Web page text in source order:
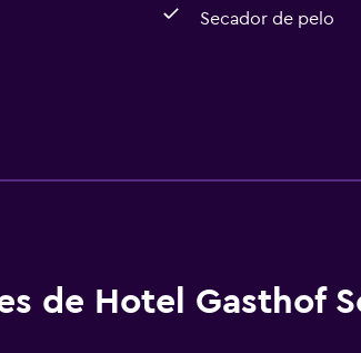
Secador de pelo
de Hotel Gasthof